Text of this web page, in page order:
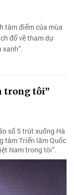
tâm điểm của mùa
đổ về tham dự
xanh”.
trong tôi”
số 5 trút xuống Hà
tâm Triển lãm Quốc
Nam trong tôi”.